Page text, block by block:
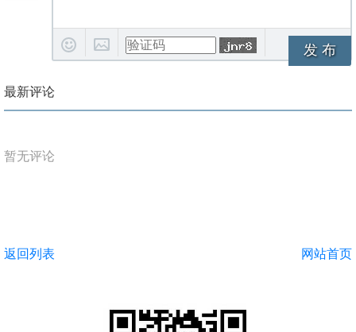
发 布
最新评论
暂无评论
返回列表 网站首页